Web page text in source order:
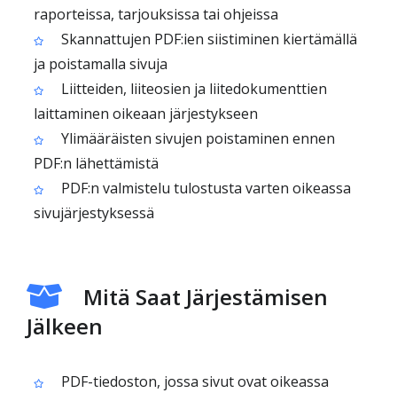
raporteissa, tarjouksissa tai ohjeissa
Skannattujen PDF:ien siistiminen kiertämällä
ja poistamalla sivuja
Liitteiden, liiteosien ja liitedokumenttien
laittaminen oikeaan järjestykseen
Ylimääräisten sivujen poistaminen ennen
PDF:n lähettämistä
PDF:n valmistelu tulostusta varten oikeassa
sivujärjestyksessä
Mitä Saat Järjestämisen
Jälkeen
PDF-tiedoston, jossa sivut ovat oikeassa